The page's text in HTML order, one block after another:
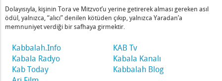
Olduğu Kimse - 1
Edin
Dolayısıyla, kişinin Tora ve Mitzvot’u yerine getirerek alması gereken asıl
ödül, yalnızca, “alıcı” denilen kötüden çıkıp, yalnızca Yaradan’a
memnuniyet verdiği bir safhaya girmektir.
Kabbalah.Info
KAB Tv
Kabala Radyo
Kabala Kanalı
Kab Today
Kabbalah Blog